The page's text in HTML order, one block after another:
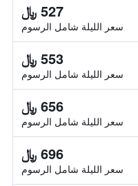
527 ﷼
سعر الليلة شامل الرسوم
553 ﷼
سعر الليلة شامل الرسوم
656 ﷼
سعر الليلة شامل الرسوم
696 ﷼
سعر الليلة شامل الرسوم